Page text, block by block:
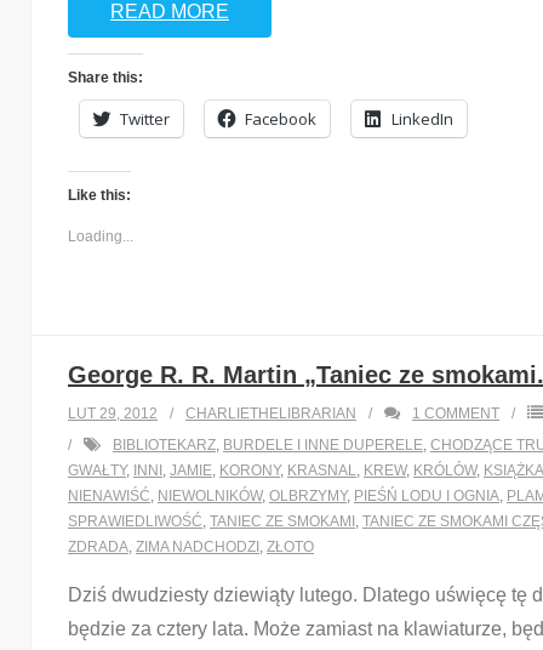
READ MORE
Share this:
Twitter Facebook LinkedIn
Like this:
Loading...
George R. R. Martin „Taniec ze
LUT 29, 2012 CHARLIETHELIBRARIAN 1 COMMENT
BIBLIOTEKARZ, BURDELE I INNE DUPERELE, CHODZĄCE
GWAŁTY, INNI , JAMIE, KORONY, KRASNAL, KREW, KRÓLÓW, KSIĄŻKA
NIENAWIŚĆ, NIEWOLNIKÓW, OLBRZYMY, PIEŚŃ LODU I OGNIA,
SPRAWIEDLIWOŚĆ, TANIEC ZE SMOKAMI , TANIEC ZE SMOKAMI
ZDRADA, ZIMA NADCHODZI , ZŁOTO
Dziś dwudziesty dziewiąty lutego. Dlatego uświęcę
będzie za cztery lata. Może zamiast na klawiaturze,